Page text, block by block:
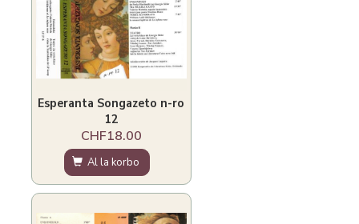
Esperanta Songazeto n-ro
12
CHF18.00
Al la korbo